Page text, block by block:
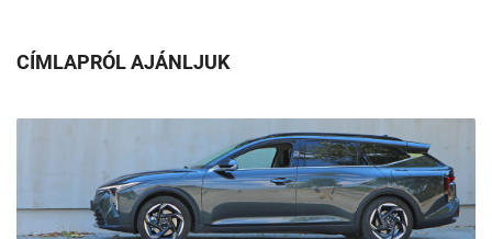
CÍMLAPRÓL AJÁNLJUK